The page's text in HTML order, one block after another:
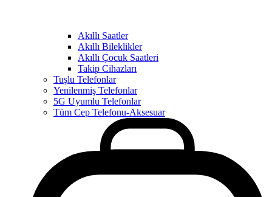
Akıllı Saatler
Akıllı Bileklikler
Akıllı Çocuk Saatleri
Takip Cihazları
Tuşlu Telefonlar
Yenilenmiş Telefonlar
5G Uyumlu Telefonlar
Tüm Cep Telefonu-Aksesuar